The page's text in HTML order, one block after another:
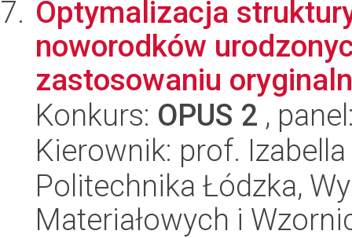
Optymalizacja
noworodków
zastosowaniu
Konkurs: OPUS 2 ,
Kierownik: prof.
Politechnika Łódzka,
Materiałowych i